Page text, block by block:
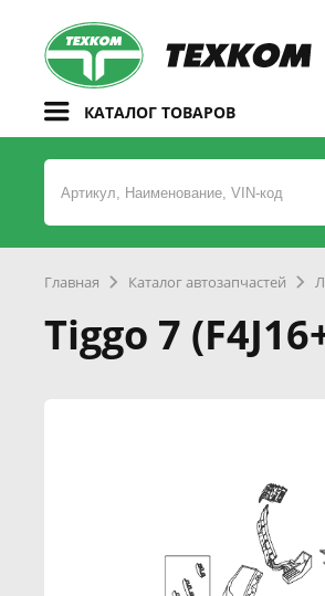
КАТАЛОГ ТОВАРОВ
Главная Каталог автозапчастей
Tiggo 7